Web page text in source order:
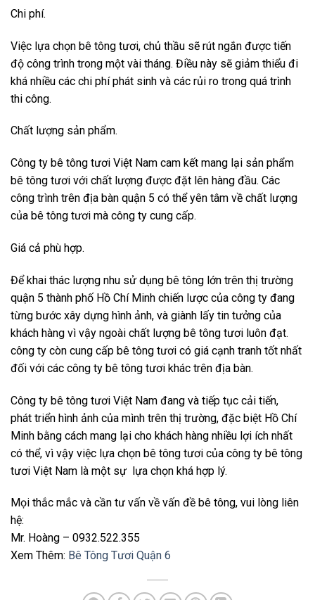
Chi phí.
Việc lựa chọn bê tông tươi, chủ thầu sẽ rút ngắn được tiến
độ công trình trong một vài tháng. Điều này sẽ giảm thiểu đi
khá nhiều các chi phí phát sinh và các rủi ro trong quá trình
thi công.
Chất lượng sản phẩm.
Công ty bê tông tươi Việt Nam cam kết mang lại sản phẩm
bê tông tươi với chất lượng được đặt lên hàng đầu. Các
công trình trên địa bàn quận 5 có thể yên tâm về chất lượng
của bê tông tươi mà công ty cung cấp.
Giá cả phù hợp.
Để khai thác lượng nhu sử dụng bê tông lớn trên thị trường
quận 5 thành phố Hồ Chí Minh chiến lược của công ty đang
từng bước xây dựng hình ảnh, và giành lấy tin tưởng của
khách hàng vì vậy ngoài chất lượng bê tông tươi luôn đạt.
công ty còn cung cấp bê tông tươi có giá cạnh tranh tốt nhất
đối với các công ty bê tông tươi khác trên địa bàn.
Công ty bê tông tươi Việt Nam đang và tiếp tục cải tiến,
phát triển hình ảnh của mình trên thị trường, đặc biệt Hồ Chí
Minh bằng cách mang lại cho khách hàng nhiều lợi ích nhất
có thể, vì vậy việc lựa chọn bê tông tươi của công ty bê tông
tươi Việt Nam là một sự lựa chọn khá hợp lý.
Mọi thắc mắc và cần tư vấn về vấn đề bê tông, vui lòng liên
hệ:
Mr. Hoàng – 0932.522.355
Xem Thêm: Bê Tông Tươi Quận 6